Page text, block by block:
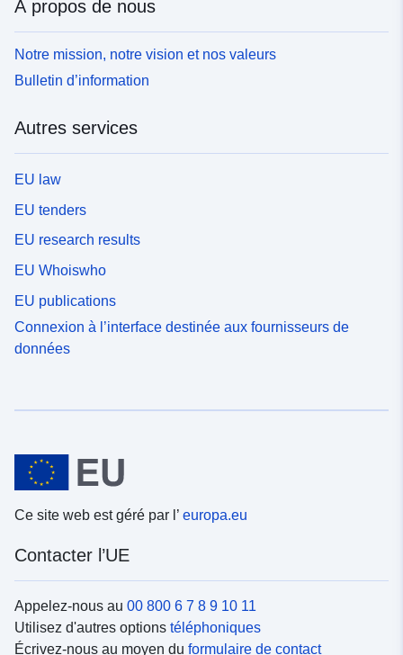
À propos de nous
Notre mission, notre vision et nos valeurs
Bulletin d’information
Autres services
EU law
EU tenders
EU research results
EU Whoiswho
EU publications
Connexion à l’interface destinée aux fournisseurs de
données
Ce site web est géré par l’ europa.eu
Contacter l’UE
Appelez-nous au 00 800 6 7 8 9 10 11
Utilisez d'autres options téléphoniques
Écrivez-nous au moyen du formulaire de contact